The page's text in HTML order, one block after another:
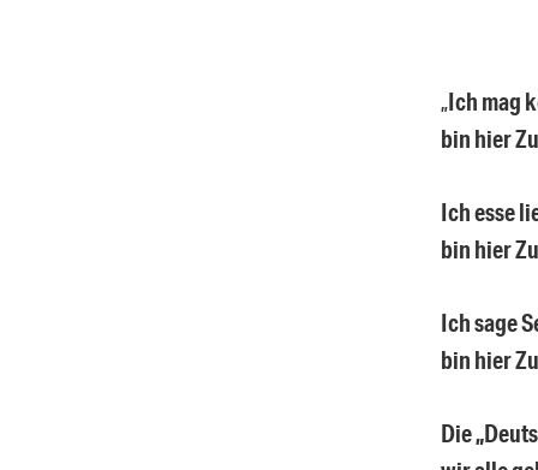
„Ich mag
bin hier
Ich esse
bin hier
Ich sage
bin hier
Die